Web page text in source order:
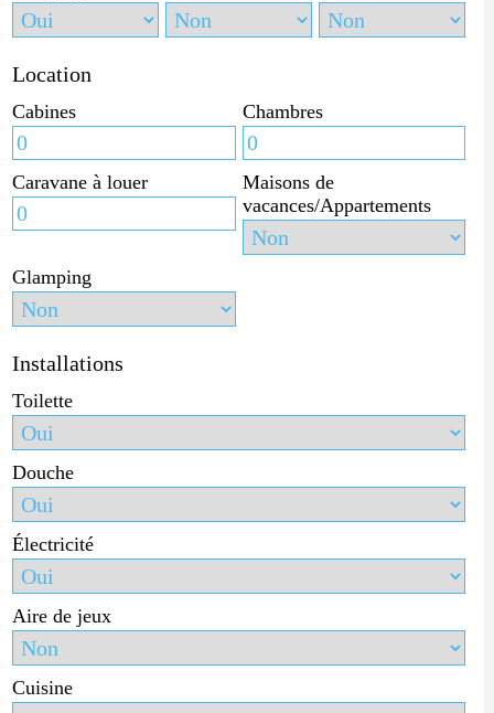
Location
Cabines Chambres
Caravane à louer
Maisons de
vacances/Appartements
Glamping
Installations
Toilette
Douche
Électricité
Aire de jeux
Cuisine